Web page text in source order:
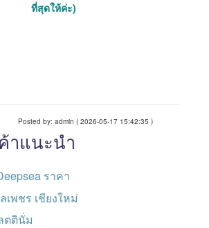
ที่สุดให้ค่ะ)
Posted by: admin ( 2026-05-17 15:42:35 )
าแนะนำ
ราคา
เพชร เชียงใหม่
ตตินั่ม